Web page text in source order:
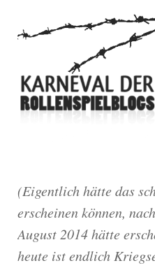
(Eigentlich hätte das
erscheinen können,
August 2014 hätte
heute ist endlich